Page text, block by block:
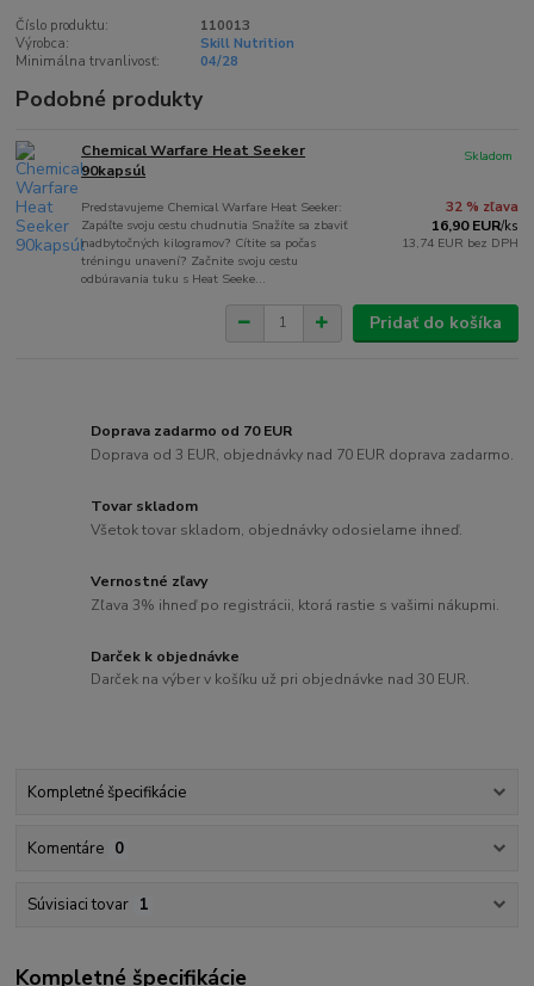
Číslo produktu:
110013
Výrobca:
Skill Nutrition
Minimálna trvanlivosť:
04/28
Podobné produkty
Chemical Warfare Heat Seeker
90kapsúl
Predstavujeme Chemical Warfare Heat Seeker:
Zapáľte svoju cestu chudnutia Snažíte sa zbaviť
nadbytočných kilogramov? Cítite sa počas
tréningu unavení? Začnite svoju cestu
odbúravania tuku s Heat Seeke...
32 % zľava
16,90 EUR/ks
13,74 EUR bez DPH
Skladom
Pridať do košíka
Doprava zadarmo od 70 EUR
Doprava od 3 EUR, objednávky nad 70 EUR doprava zadarmo.
Tovar skladom
Všetok tovar skladom, objednávky odosielame ihneď.
Vernostné zľavy
Zľava 3% ihneď po registrácii, ktorá rastie s vašimi nákupmi.
Darček k objednávke
Darček na výber v košíku už pri objednávke nad 30 EUR.
Kompletné špecifikácie
Komentáre 0
Súvisiaci tovar 1
Kompletné špecifikácie